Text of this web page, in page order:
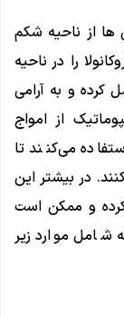
ها از ناحیه شکم
را در ناحیه
کرده و به آرامی
از امواج
می‌کنند تا
در بیشتر این
کرده و ممکن است
شامل موارد زیر